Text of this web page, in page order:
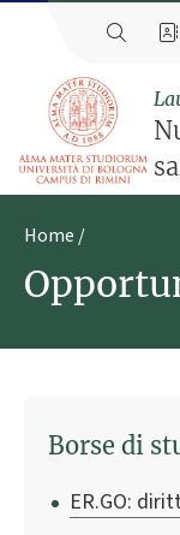
Home
Borse di
ER.GO: